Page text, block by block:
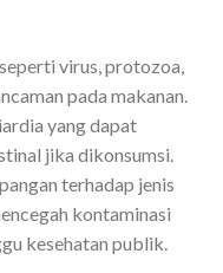
virus, protozoa,
pada makanan.
yang dapat
jika dikonsumsi.
terhadap jenis
kontaminasi
kesehatan publik.